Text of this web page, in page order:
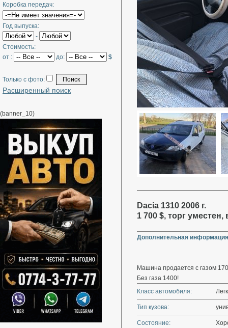
Коробка передач:
Год выпуска:
-
Стоимость:
от :
до: $
Только с фото:
Расширенный поиск
(banner_10)
Dacia 1310 2006 г.
1 700 $, торг
Дополнительная
Машина продается с газом
Без газа 1400!
Класс автомобиля:
Тип кузова:
Состояние: